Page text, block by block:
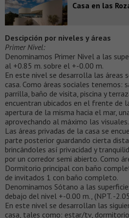
Casa en las
Descipción por niveles y áreas
Primer Nivel:
Denominamos Primer Nivel a las
al +0.85 m. sobre el +-0.00 m.
En este nivel se desarrolla las áreas
casa. Como áreas sociales tenemos:
parrilla, baño de visita, piscina y
encuentran ubicados en el frente de
apertura de la misma hacia el mar,
aprovechando al máximo las visuales.
Las áreas privadas de la casa se
parte posterior guardando cierta
brincándoles así privacidad y
por un corredor semi abierto. Como
Dormitorio principal con baño
de invitados 1 con baño completo.
Denominamos Sótano a las
debajo del nivel +-0.00 m., (NPT. -
En este nivel se desarrollan las
casa, tales como: estar/tv,